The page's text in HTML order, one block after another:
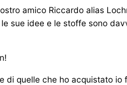
amico Riccardo alias
sue idee e le stoffe sono
di quelle che ho acquistato